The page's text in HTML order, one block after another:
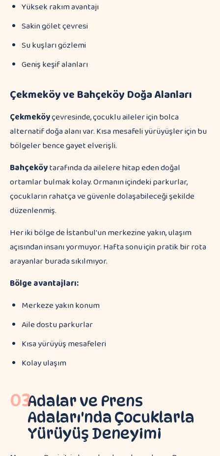
Yüksek rakım avantajı
Sakin gölet çevresi
Su kuşları gözlemi
Geniş keşif alanları
Çekmeköy ve Bahçeköy Doğa Alanları
Çekmeköyçevresinde, çocuklu aileler için bolca
alternatif doğa alanı var. Kısa mesafeli yürüyüşler için bu
bölgeler bence gayet elverişli.
Bahçeköytarafında da ailelere hitap eden doğal
ortamlar bulmak kolay. Ormanın içindeki parkurlar,
çocukların rahatça ve güvenle dolaşabileceği şekilde
düzenlenmiş.
Her iki bölge de İstanbul'un merkezine yakın, ulaşım
açısından insanı yormuyor. Hafta sonu için pratik bir rota
arayanlar burada sıkılmıyor.
Bölge avantajları:
Merkeze yakın konum
Aile dostu parkurlar
Kısa yürüyüş mesafeleri
Kolay ulaşım
03Adalar ve Prens
Adaları'nda Çocuklarla
Yürüyüş Deneyimi